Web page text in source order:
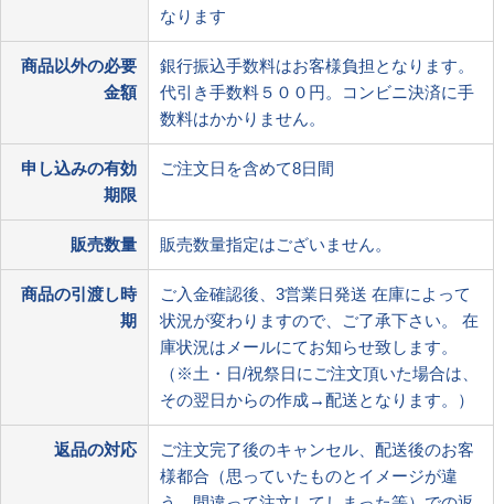
なります
商品以外の必要
金額
銀行振込手数料はお客様負担となります。
代引き手数料５００円。コンビニ決済に手
数料はかかりません。
申し込みの有効
期限
ご注文日を含めて8日間
販売数量 販売数量指定はございません。
商品の引渡し時
期
ご入金確認後、3営業日発送 在庫によって
状況が変わりますので、ご了承下さい。 在
庫状況はメールにてお知らせ致します。
（※土・日/祝祭日にご注文頂いた場合は、
その翌日からの作成→配送となります。）
返品の対応
ご注文完了後のキャンセル、配送後のお客
様都合（思っていたものとイメージが違